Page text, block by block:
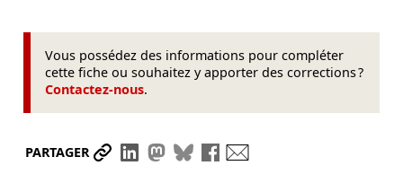
Vous possédez des informations pour compléter
cette fiche ou souhaitez y apporter des corrections ?
Contactez-nous.
PARTAGER Partager le lien
Partager sur LinkedIn
Partager sur Mastodon
Partager sur Bluesky
Partager sur Facebook